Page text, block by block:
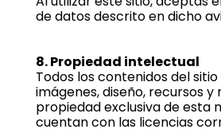
de datos descrito en dicho
8. Propiedad intelectual
Todos los contenidos del
imágenes, diseño, recursos
propiedad exclusiva de esta
cuentan con las licencias